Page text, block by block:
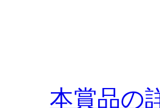
本賞品の